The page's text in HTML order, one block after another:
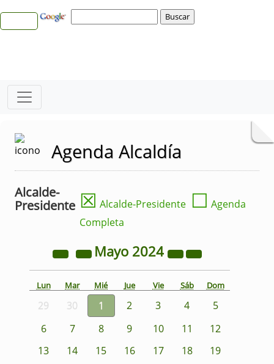
Agenda Alcaldía
Alcalde-
Presidente ☒ Alcalde-Presidente ☐ Agenda
Completa
Mayo 2024
Lun Mar Mié Jue Vie Sáb Dom
29 30 1 2 3 4
5
6
7 8 9 10 11
12
13
14 15 16 17 18
19